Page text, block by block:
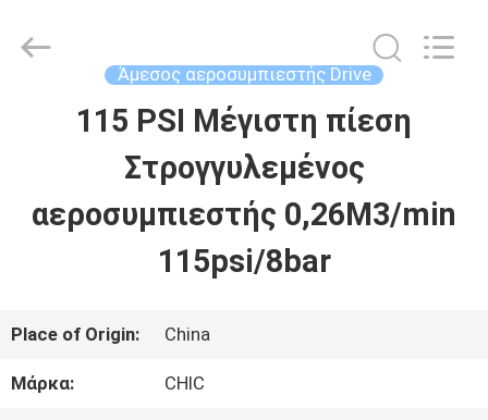
ΠΡΟΪΌΝΤΑ
ΜΕ
ΕΜΆΣ
Chic
Machinery
Άμεσος αεροσυμπιεστής Drive
115 PSI Μέγιστη πίεση
Στρογγυλεμένος
αεροσυμπιεστής 0,26M3/min
115psi/8bar
Place of Origin: China
Μάρκα: CHIC